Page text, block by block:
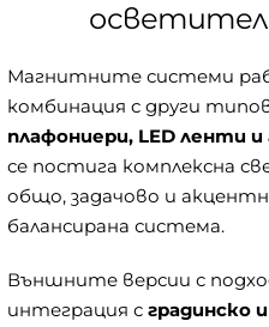
Магнитните системи
комбинация с други
плафониери, LED ленти
се постига комплексна
общо, задачово и
балансирана система.
Външните версии с
интеграция с градинско